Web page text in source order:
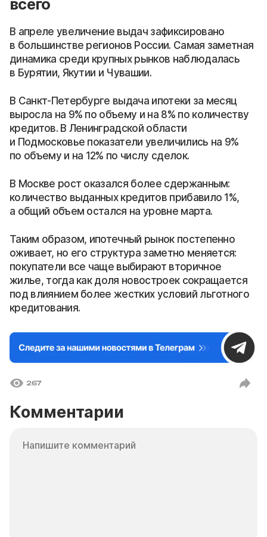
всего
В апреле увеличение выдач зафиксировано
в большинстве регионов России. Самая заметная
динамика среди крупных рынков наблюдалась
в Бурятии, Якутии и Чувашии.
В Санкт-Петербурге выдача ипотеки за месяц
выросла на 9% по объему и на 8% по количеству
кредитов. В Ленинградской области
и Подмосковье показатели увеличились на 9%
по объему и на 12% по числу сделок.
В Москве рост оказался более сдержанным:
количество выданных кредитов прибавило 1%,
а общий объем остался на уровне марта.
Таким образом, ипотечный рынок постепенно
оживает, но его структура заметно меняется:
покупатели все чаще выбирают вторичное
жилье, тогда как доля новостроек сокращается
под влиянием более жестких условий льготного
кредитования.
267
Комментарии